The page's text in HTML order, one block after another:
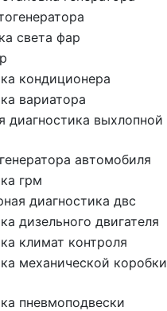
света фар
кондиционера
вариатора
диагностика выхлопной
автомобиля
грм
диагностика двс
дизельного двигателя
климат контроля
механической коробки
пневмоподвески